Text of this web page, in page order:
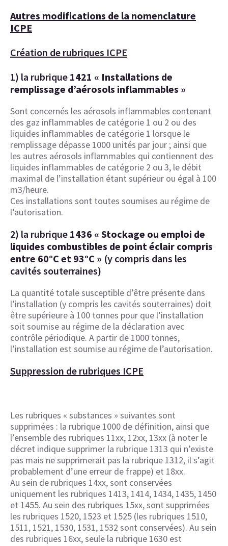
Autres modifications de la nomenclature
ICPE
Création de rubriques ICPE
1) la rubrique 1421 « Installations de
remplissage d’aérosols inflammables »
Sont concernés les aérosols inflammables contenant
des gaz inflammables de catégorie 1 ou 2 ou des
liquides inflammables de catégorie 1 lorsque le
remplissage dépasse 1000 unités par jour ; ainsi que
les autres aérosols inflammables qui contiennent des
liquides inflammables de catégorie 2 ou 3, le débit
maximal de l’installation étant supérieur ou égal à 100
m3/heure.
Ces installations sont toutes soumises au régime de
l’autorisation.
2) la rubrique 1436 « Stockage ou emploi de
liquides combustibles de point éclair compris
entre 60°C et 93°C » (y compris dans les
cavités souterraines)
La quantité totale susceptible d’être présente dans
l’installation (y compris les cavités souterraines) doit
être supérieure à 100 tonnes pour que l’installation
soit soumise au régime de la déclaration avec
contrôle périodique. A partir de 1000 tonnes,
l’installation est soumise au régime de l’autorisation.
Suppression de rubriques ICPE
Les rubriques « substances » suivantes sont
supprimées : la rubrique 1000 de définition, ainsi que
l’ensemble des rubriques 11xx, 12xx, 13xx (à noter le
décret indique supprimer la rubrique 1313 qui n’existe
pas mais ne supprimerait pas la rubrique 1312, il s’agit
probablement d’une erreur de frappe) et 18xx.
Au sein de rubriques 14xx, sont conservées
uniquement les rubriques 1413, 1414, 1434, 1435, 1450
et 1455. Au sein des rubriques 15xx, sont supprimées
les rubriques 1520, 1523 et 1525 (les rubriques 1510,
1511, 1521, 1530, 1531, 1532 sont conservées). Au sein
des rubriques 16xx, seule la rubrique 1630 est